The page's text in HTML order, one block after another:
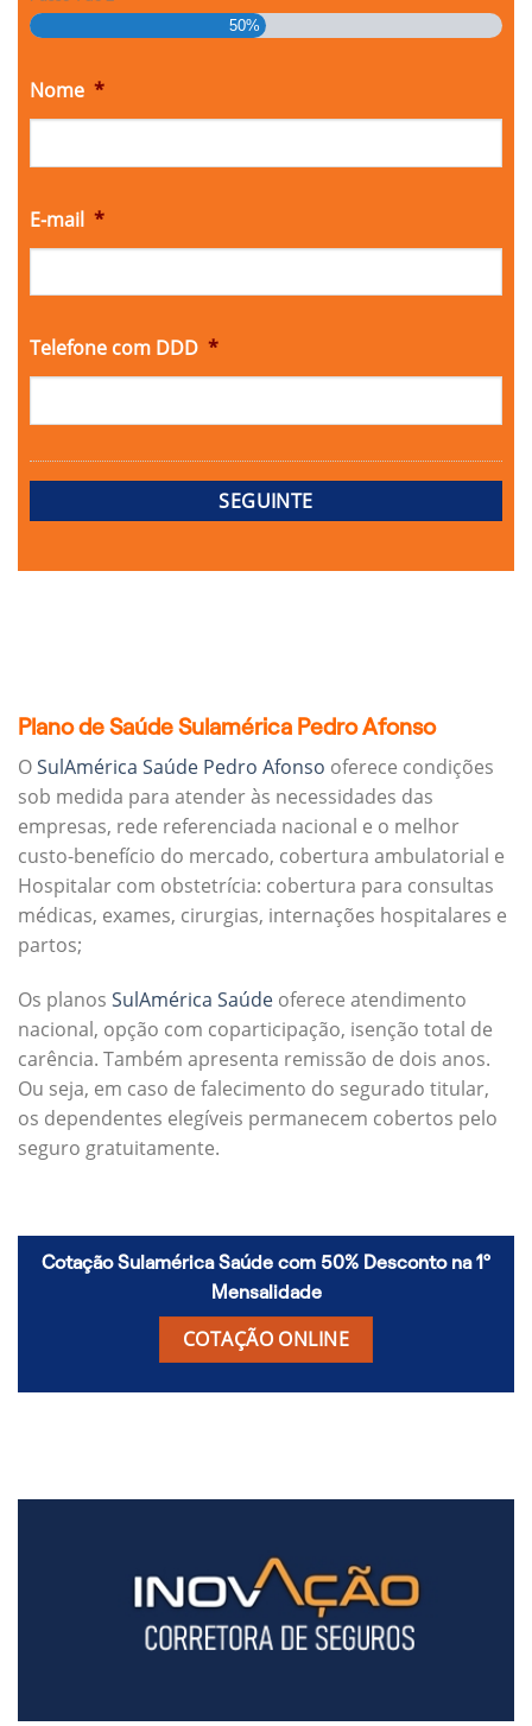
50%
Nome *
E-mail *
Telefone com DDD *
Plano de Saúde Sulamérica Pedro Afonso
OSulAmérica Saúde Pedro Afonso oferece condições
sob medida para atender às necessidades das
empresas, rede referenciada nacional e o melhor
custo-benefício do mercado, cobertura ambulatorial e
Hospitalar com obstetrícia: cobertura para consultas
médicas, exames, cirurgias, internações hospitalares e
partos;
Os planos SulAmérica Saúde oferece atendimento
nacional, opção com coparticipação, isenção total de
carência. Também apresenta remissão de dois anos.
Ou seja, em caso de falecimento do segurado titular,
os dependentes elegíveis permanecem cobertos pelo
seguro gratuitamente.
Cotação Sulamérica Saúde com 50% Desconto na 1º
Mensalidade
COTAÇÃO ONLINE